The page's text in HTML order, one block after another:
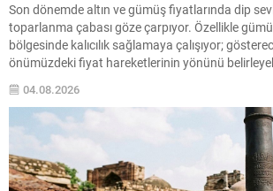
Son dönemde altın ve gümüş fiyatlarında dip
toparlanma çabası göze çarpıyor. Özellikle
bölgesinde kalıcılık sağlamaya çalışıyor;
önümüzdeki fiyat hareketlerinin yönünü
yatırımcılar, bu iki değerli metaldeki sıkışık
bekliyor; gelecek makro veriler veya jeopolitik
hareketlere neden olabilir. Gümüşte İzlenen...
04.08.2026